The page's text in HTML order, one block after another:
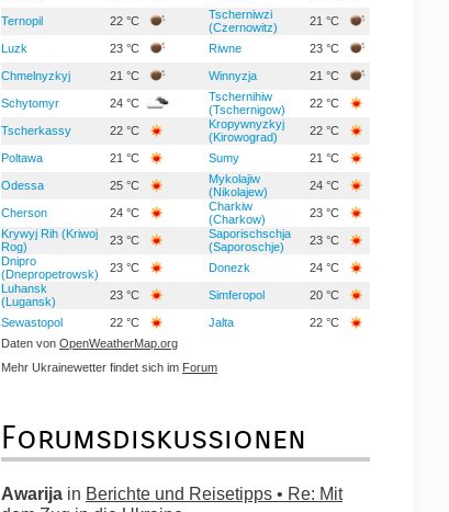
Ternopil 22 °C
Tscherniwzi
(Czernowitz)
21 °C
Luzk 23 °C Riwne 23 °C
Chmelnyzkyj 21 °C Winnyzja 21 °C
Schytomyr 24 °C
Tschernihiw
(Tschernigow)
22 °C
Tscherkassy 22 °C
Kropywnyzkyj
(Kirowograd)
22 °C
Poltawa 21 °C Sumy 21 °C
Odessa 25 °C
Mykolajiw
(Nikolajew)
24 °C
Cherson 24 °C
Charkiw
(Charkow)
23 °C
Krywyj Rih (Kriwoj
Rog)
23 °C
Saporischschja
(Saporoschje)
23 °C
Dnipro
(Dnepropetrowsk)
23 °C Donezk
24 °C
Luhansk
(Lugansk)
23 °C Simferopol 20 °C
Sewastopol 22 °C Jalta
22 °C
Daten von OpenWeatherMap.org
Mehr Ukrainewetter findet sich im Forum
Forumsdiskussionen
Awarija in Berichte und Reisetipps • Re: Mit